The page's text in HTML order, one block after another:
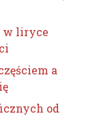
w liryce
a
od